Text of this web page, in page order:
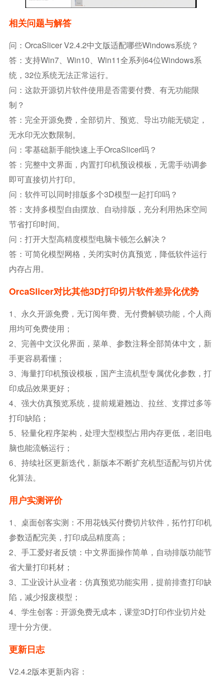
相关问题与解答
问：OrcaSlicer V2.4.2中文版适配哪些Windows系统？
答：支持Win7、Win10、Win11全系列64位Windows系
统，32位系统无法正常运行。
问：这款开源切片软件使用是否需要付费、有无功能限
制？
答：完全开源免费，全部切片、预览、导出功能无锁定，
无水印无次数限制。
问：零基础新手能快速上手OrcaSlicer吗？
答：完整中文界面，内置打印机预设模板，无需手动调参
即可直接切片打印。
问：软件可以同时排版多个3D模型一起打印吗？
答：支持多模型自由摆放、自动排版，充分利用热床空间
节省打印时间。
问：打开大型高精度模型电脑卡顿怎么解决？
答：可简化模型网格，关闭实时仿真预览，降低软件运行
内存占用。
OrcaSlicer对比其他3D打印切片软件差异化优势
1、永久开源免费，无订阅年费、无付费解锁功能，个人商
用均可免费使用；
2、完善中文汉化界面，菜单、参数注释全部简体中文，新
手更容易看懂；
3、海量打印机预设模板，国产主流机型专属优化参数，打
印成品效果更好；
4、强大仿真预览系统，提前规避翘边、拉丝、支撑过多等
打印缺陷；
5、轻量化程序架构，处理大型模型占用内存更低，老旧电
脑也能流畅运行；
6、持续社区更新迭代，新版本不断扩充机型适配与切片优
化算法。
用户实测评价
1、桌面创客实测：不用花钱买付费切片软件，拓竹打印机
参数适配完美，打印成品精度高；
2、手工爱好者反馈：中文界面操作简单，自动排版功能节
省大量打印耗材；
3、工业设计从业者：仿真预览功能实用，提前排查打印缺
陷，减少报废模型；
4、学生创客：开源免费无成本，课堂3D打印作业切片处
理十分方便。
更新日志
V2.4.2版本更新内容：